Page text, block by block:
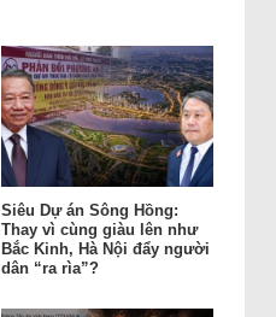
Siêu Dự án Sông Hồng:
Thay vì cùng giàu lên như
Bắc Kinh, Hà Nội đẩy người
dân “ra rìa”?